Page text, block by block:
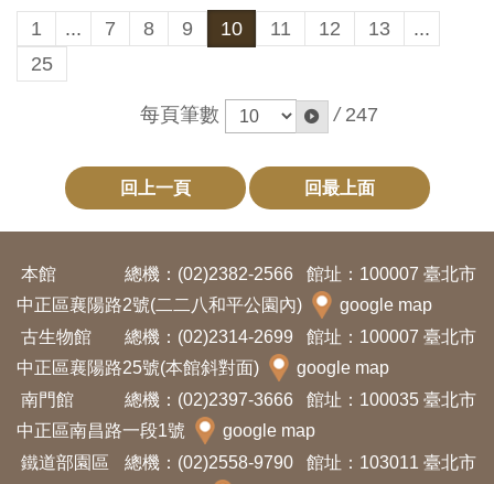
料
開
放
作
權
聲
明
回
首
頁
1 ... 7 8 9 10 11 12 13
...
25
每頁筆數 / 247
回上一頁 回最上面
本館 總機：(02)2382-2566
館址：100007 臺北市
中正區襄陽路2號(二二八和平公園內)
google map
古生物館
總機：(02)2314-2699
館址：100007 臺北市
中正區襄陽路25號(本館斜對面)
google map
南門館
總機：(02)2397-3666
館址：100035 臺北市
中正區南昌路一段1號
google map
鐵道部園區
總機：(02)2558-9790 館址：103011 臺北市